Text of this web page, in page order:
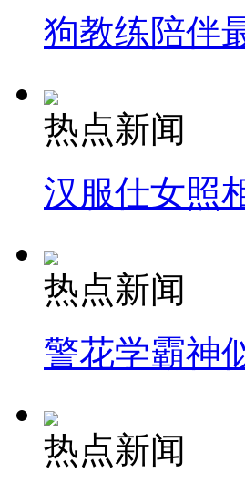
狗教练陪伴
热点新闻
汉服仕女照
热点新闻
警花学霸神
热点新闻